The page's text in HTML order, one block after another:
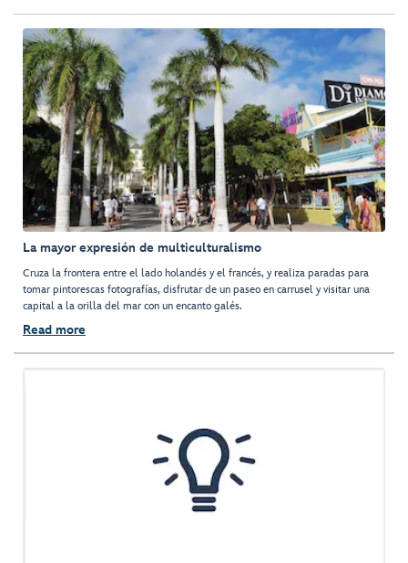
La mayor expresión de multiculturalismo
Cruza la frontera entre el lado holandés y el francés, y realiza paradas para
tomar pintorescas fotografías, disfrutar de un paseo en carrusel y visitar una
capital a la orilla del mar con un encanto galés.
Read more